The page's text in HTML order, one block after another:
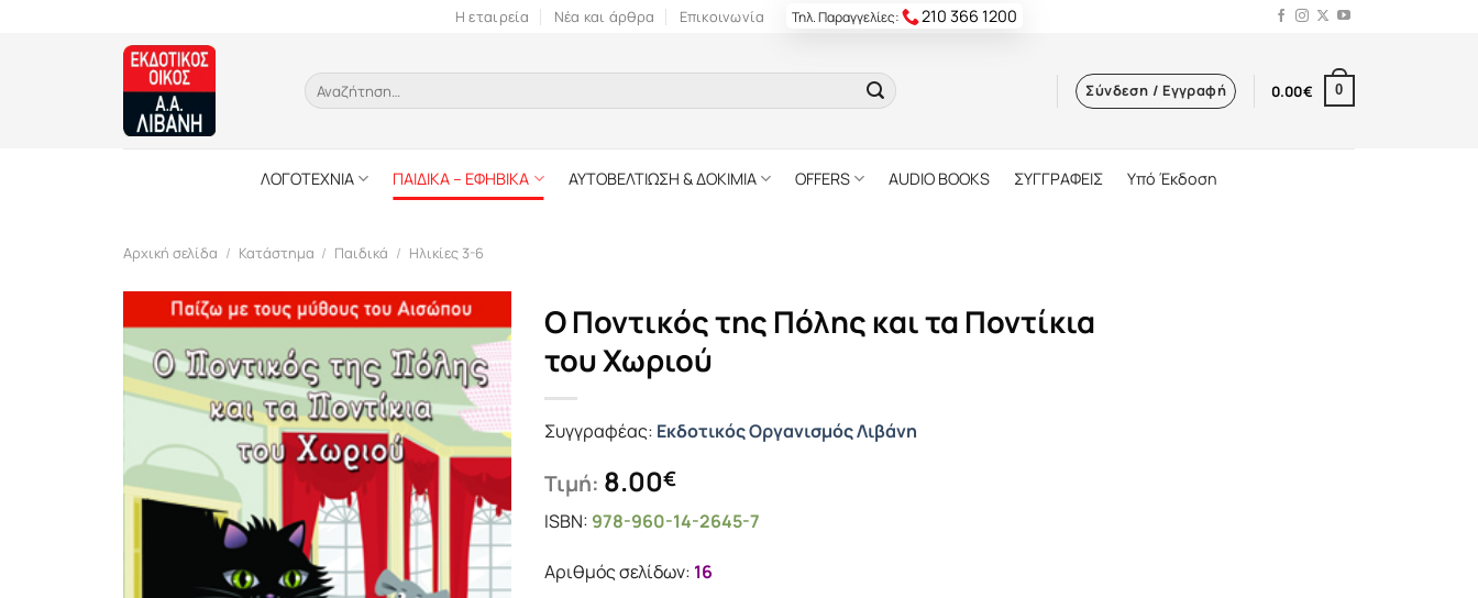
Η εταιρεία Νέα και άρθρα Επικοινωνία Τηλ. Παραγγελίες: 210 366 1200
Αναζήτηση
για:
Σύνδεση / Εγγραφή 0.00€ 0
ΛΟΓΟΤΕΧΝΙΑ ΠΑΙΔΙΚΑ – ΕΦΗΒΙΚΑ ΑΥΤΟΒΕΛΤΙΩΣΗ & ΔΟΚΙΜΙΑ OFFERS AUDIO BOOKS ΣΥΓΓΡΑΦΕΙΣ Υπό Έκδοση
Αρχική σελίδα / Κατάστημα / Παιδικά / Ηλικίες 3-6
Ο Ποντικός της Πόλης και τα Ποντίκια
του Χωριού
Συγγραφέας: Εκδοτικός Οργανισμός Λιβάνη
Τιμή: 8.00€
ISBN: 978-960-14-2645-7
Αριθμός σελίδων: 16